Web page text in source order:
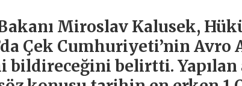
Miroslav Kalusek,
Çek Cumhuriyeti’nin Avro
bildireceğini belirtti. Yapılan